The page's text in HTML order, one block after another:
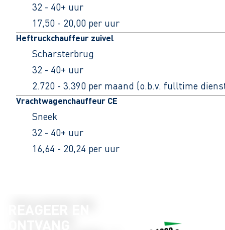
32 - 40+ uur
17,50 - 20,00 per uur
Heftruckchauffeur zuivel
Scharsterbrug
32 - 40+ uur
2.720 - 3.390 per maand (o.b.v. fulltime
Vrachtwagenchauffeur CE
Sneek
32 - 40+ uur
16,64 - 20,24 per uur